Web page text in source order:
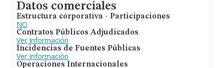
Datos comerciales
Estructura corporativa - Participaciones
NO
Contratos Públicos Adjudicados
Ver Información
Incidencias de Fuentes Públicas
Ver Información
Operaciones Internacionales